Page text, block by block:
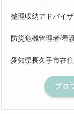
整理収納アドバイ
防災危機管理者/看
愛知県長久手市在住
プロ